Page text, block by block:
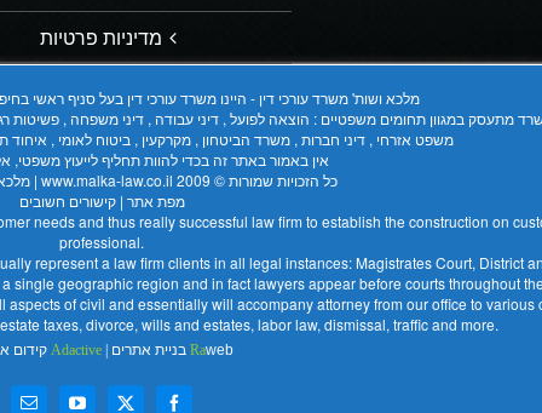
מדיניות פרטיות
מלכא ושות' משרד עורכי דין - היינו משרד עורכי דין בעל סניף ראשי
מתעסק במגוון תחומים משפטיים : הוצאה לפועל , דיני עבודה , דיני משפחה , פשיטות רגל ,
משפט אזרחי , דיני חברות , משרד הביטחון , מקרקעין , ביטוח לאומי , איחוד
אין באמור באתר זה בכדי להוות תחליף לייעוץ משפטי,
כל הזכויות שמורות © 2009
מפת אתר |קישורים חשובים
needs and thus really successful law firm to establish the construction on
professional.
represent a law firm clients in all legal instances: Magistrates Court, District
single geographic region and in fact lawyers appear before courts throughout
of civil and essentially will accompany attorney from our office to various
taxes, divorce, wills and estates, labor law, dismissal, traffic and more.
Raweb בניית אתרים |
Adactive קידום
Facebook
X
YouTube